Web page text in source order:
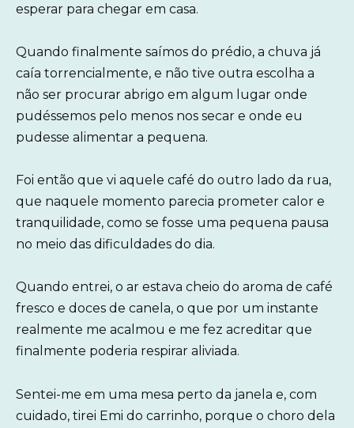
esperar para chegar em casa.
Quando finalmente saímos do prédio, a chuva já
caía torrencialmente, e não tive outra escolha a
não ser procurar abrigo em algum lugar onde
pudéssemos pelo menos nos secar e onde eu
pudesse alimentar a pequena.
Foi então que vi aquele café do outro lado da rua,
que naquele momento parecia prometer calor e
tranquilidade, como se fosse uma pequena pausa
no meio das dificuldades do dia.
Quando entrei, o ar estava cheio do aroma de café
fresco e doces de canela, o que por um instante
realmente me acalmou e me fez acreditar que
finalmente poderia respirar aliviada.
Sentei-me em uma mesa perto da janela e, com
cuidado, tirei Emi do carrinho, porque o choro dela